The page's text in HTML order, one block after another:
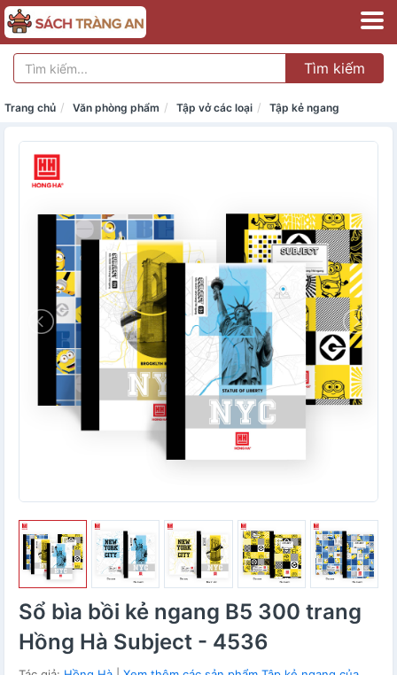
Tìm kiếm
Trang chủ Văn phòng phẩm Tập vở các loại Tập kẻ ngang
Sổ bìa bồi kẻ ngang B5 300 trang
Hồng Hà Subject - 4536